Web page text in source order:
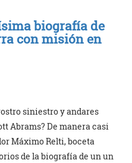
biografía de
con misión en
siniestro y andares
Abrams? De manera casi
Máximo Relti, boceta
de la biografía de un un